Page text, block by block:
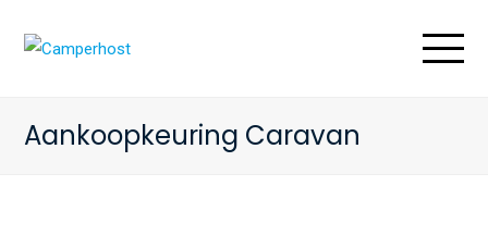
Aankoopkeuring Caravan